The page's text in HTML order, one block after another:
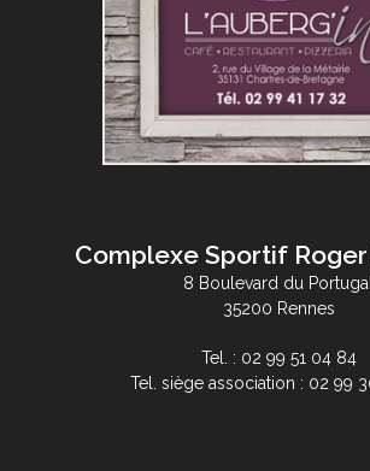
Complexe Sportif
8 Boulevard du Portugal
35200 Rennes
Tel. : 02 99 51 04 84
Tel. siège association : 02 99